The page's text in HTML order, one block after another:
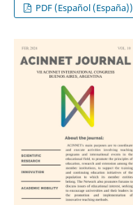
PDF (Español (España))